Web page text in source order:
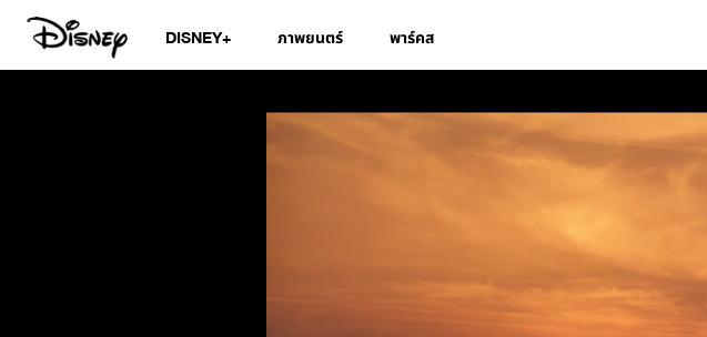
DISNEY+ ภาพยนตร์ พาร์คส
The Lion King | Long Live the